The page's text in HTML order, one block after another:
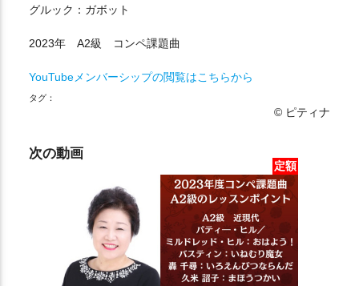
グルック：ガボット
2023年 A2級 コンペ課題曲
YouTubeメンバーシップの閲覧はこちらから
タグ：
© ピティナ
次の動画
定額